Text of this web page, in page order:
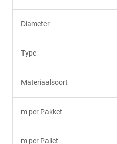
Diameter
Type
Materiaalsoort
m per Pakket
m per Pallet